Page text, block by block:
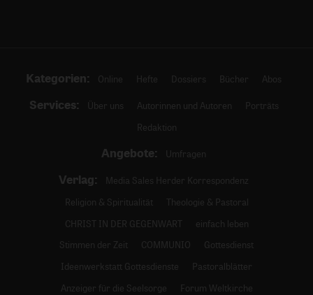
Kategorien: Online Hefte Dossiers Bücher Abos
Services: Über uns Autorinnen und Autoren
Porträts
Redaktion
Angebote: Umfragen
Verlag:
Media Sales Herder Korrespondenz
Religion & Spiritualität
Theologie & Pastoral
CHRIST IN DER GEGENWART
einfach leben
Stimmen der Zeit
COMMUNIO
Gottesdienst
Ideenwerkstatt Gottesdienste
Pastoralblätter
Anzeiger für die Seelsorge
Forum Weltkirche